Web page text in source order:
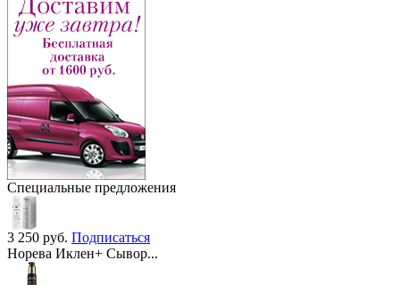
Специальные предложения
3 250 руб. Подписаться
Норева Иклен+ Сывор...